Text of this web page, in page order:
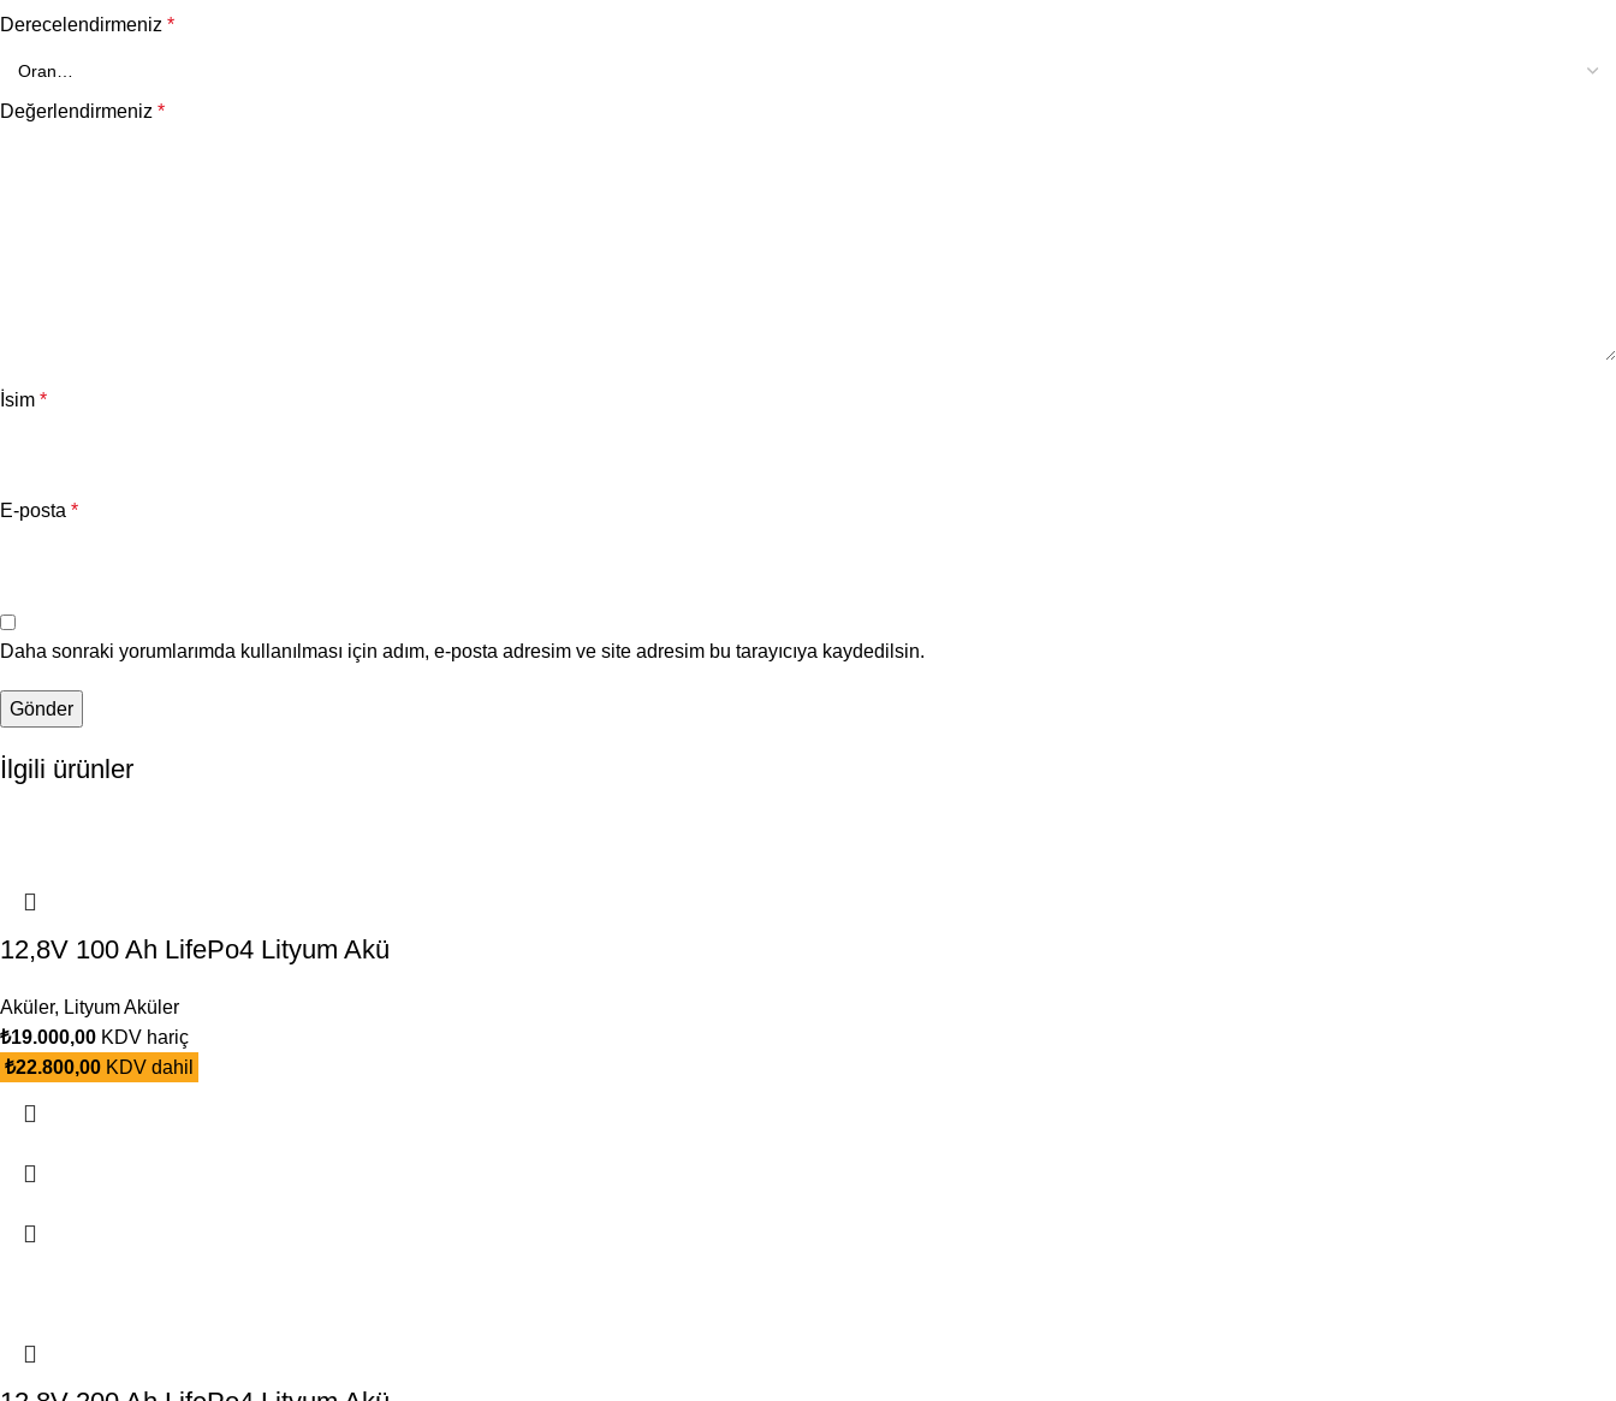
Derecelendirmeniz *
Değerlendirmeniz *
İsim *
E-posta *
Daha sonraki yorumlarımda kullanılması için adım, e-posta adresim ve site adresim bu tarayıcıya kaydedilsin.
İlgili ürünler
12,8V 100 Ah LifePo4 Lityum Akü
Aküler, Lityum Aküler
₺19.000,00 KDV hariç
₺22.800,00 KDV dahil